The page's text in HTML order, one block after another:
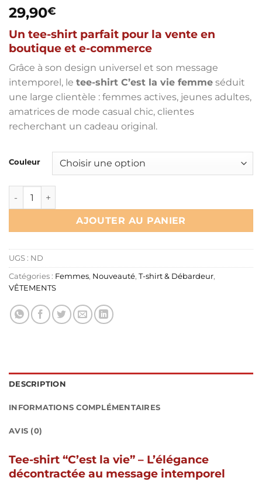
29,90€
Un tee-shirt parfait pour la vente en
boutique et e-commerce
Grâce à son design universel et son message
intemporel, le tee-shirt C’est la vie femme séduit
une large clientèle : femmes actives, jeunes adultes,
amatrices de mode casual chic, clientes
recherchant un cadeau original.
Couleur
quantité de Tee-shirt “C’est la vie”
AJOUTER AU PANIER
UGS : ND
Catégories : Femmes, Nouveauté, T-shirt & Débardeur,
VÊTEMENTS
DESCRIPTION
INFORMATIONS COMPLÉMENTAIRES
AVIS (0)
Tee-shirt “C’est la vie” – L’élégance
décontractée au message intemporel